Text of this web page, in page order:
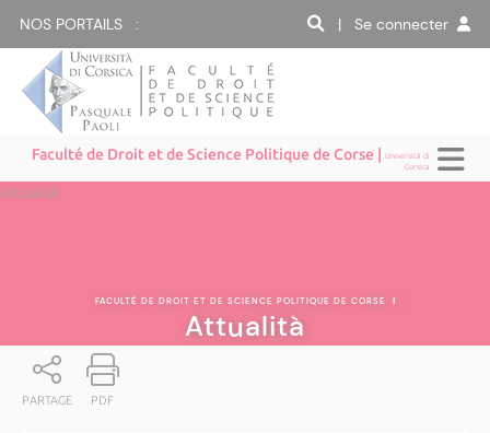
NOS PORTAILS : | Se connecter
Faculté de Droit et de Science Politique de Corse |Università di
Corsica
Attualità
FACULTÉ DE DROIT ET DE SCIENCE POLITIQUE DE CORSE |
Attualità
PARTAGE PDF